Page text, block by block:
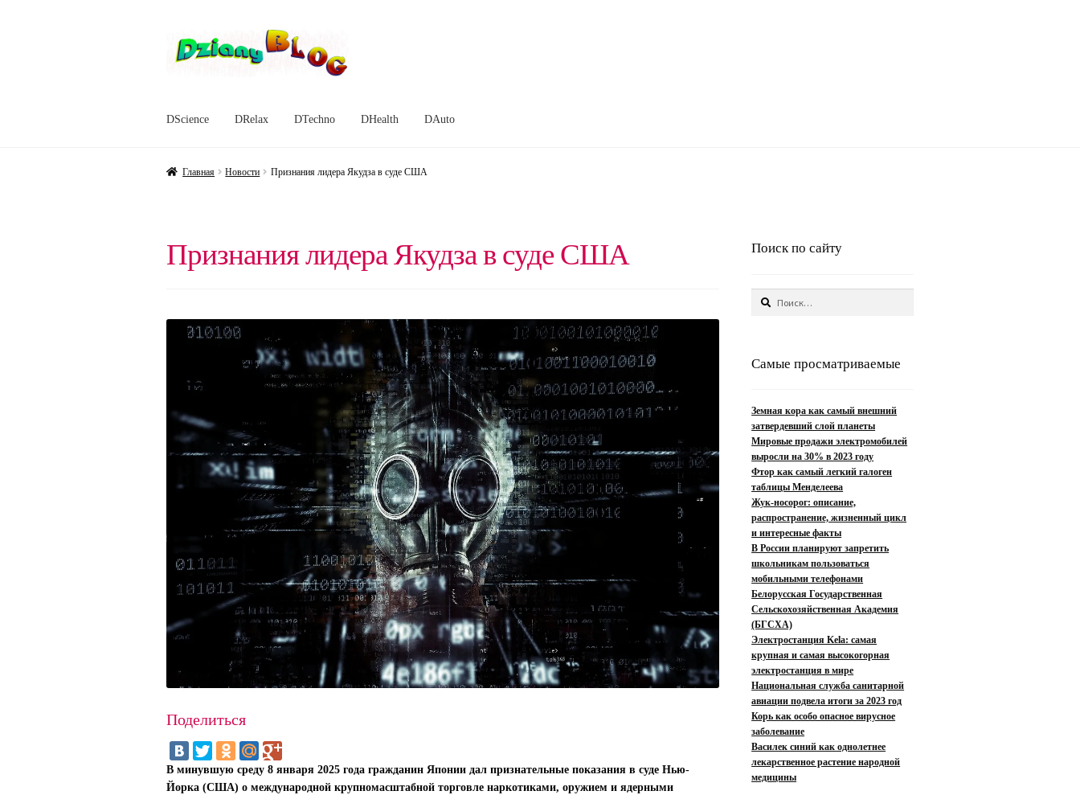
Перейти
Перейти
DScience DRelax DTechno DHealth DAuto
Главная Новости Признания лидера Якудза в суде США
Признания лидера Якудза в суде США
Поделиться
В минувшую среду 8 января 2025 года гражданин Японии дал признательные показания в суде Нью-
Йорка (США) о международной крупномасштабной торговле наркотиками, оружием и ядерными
Поиск по сайту
Найти:
Самые просматриваемые
Земная кора как самый внешний
затвердевший слой планеты
Мировые продажи электромобилей
выросли на 30% в 2023 году
Фтор как самый легкий галоген
таблицы Менделеева
Жук-носорог: описание,
распространение, жизненный цикл
и интересные факты
В России планируют запретить
школьникам пользоваться
мобильными телефонами
Белорусская Государственная
Сельскохозяйственная Академия
(БГСХА)
Электростанция Kela: самая
крупная и самая высокогорная
электростанция в мире
Национальная служба санитарной
авиации подвела итоги за 2023 год
Корь как особо опасное вирусное
заболевание
Василек синий как однолетнее
лекарственное растение народной
медицины